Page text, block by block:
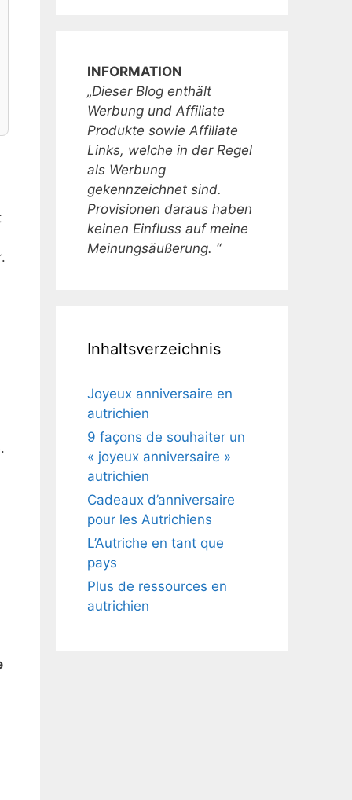
INFORMATION
„Dieser Blog enthält
Werbung und Affiliate
Produkte sowie Affiliate
Links, welche in der Regel
als Werbung
gekennzeichnet sind.
Provisionen daraus haben
keinen Einfluss auf meine
Meinungsäußerung. “
Inhaltsverzeichnis
Joyeux anniversaire en
autrichien
9 façons de souhaiter un
« joyeux anniversaire »
autrichien
Cadeaux d’anniversaire
pour les Autrichiens
L’Autriche en tant que
pays
Plus de ressources en
autrichien